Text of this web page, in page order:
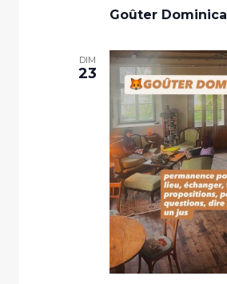
Goûter Dominical
DIM
23